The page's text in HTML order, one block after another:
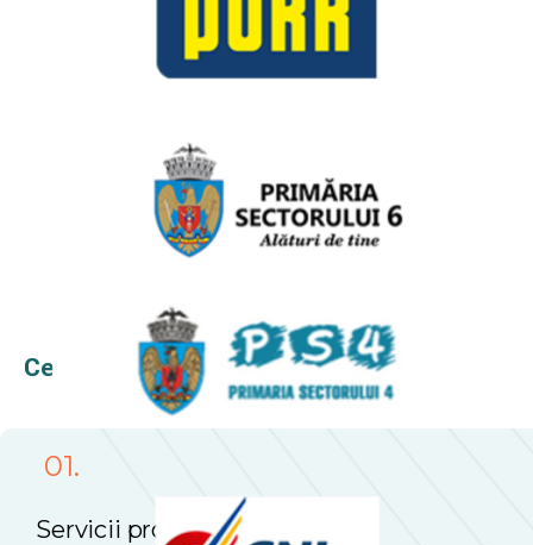
Ce primestilaPLUSCONFORT
01.
Servicii profesionale